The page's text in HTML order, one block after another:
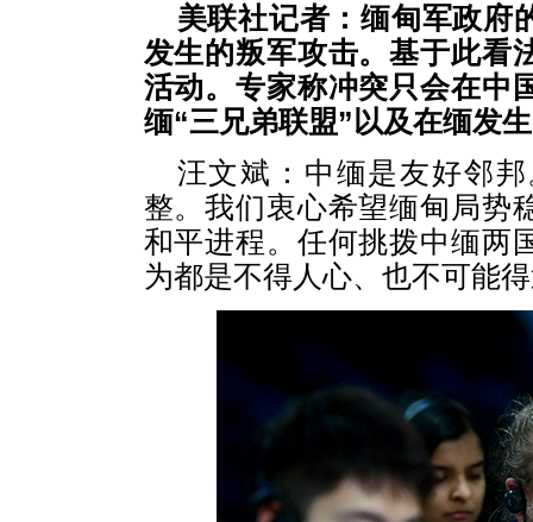
美联社记者：缅甸军政府
发生的叛军攻击。基于此看
活动。专家称冲突只会在中
缅“三兄弟联盟”以及在缅发
汪文斌：中缅是友好邻
整。我们衷心希望缅甸局势
和平进程。任何挑拨中缅两
为都是不得人心、也不可能